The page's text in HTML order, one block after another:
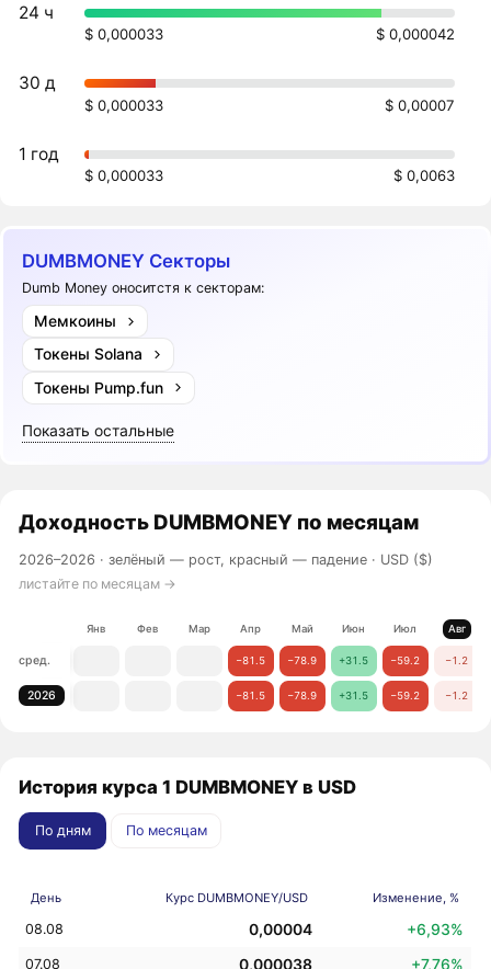
24 ч
$ 0,000033 $ 0,000042
30 д
$ 0,000033 $ 0,00007
1 год
$ 0,000033 $ 0,0063
DUMBMONEY Секторы
Dumb Money оноситстя к секторам:
Мемкоины
Токены Solana
Токены Pump.fun
Показать остальные
Доходность DUMBMONEY по месяцам
2026–2026 ·зелёный — рост, красный — падение · USD ($)
листайте по месяцам →
Янв Фев Мар Апр Май Июн Июл Авг
сред. −81.5 −78.9 +31.5 −59.2 −1.2
2026 −81.5 −78.9 +31.5 −59.2 −1.2
История курса 1 DUMBMONEY в USD
По дням По месяцам
День Курс DUMBMONEY/USD Изменение, %
08.08 0,00004 +6,93%
07.08 0,000038 +7,76%